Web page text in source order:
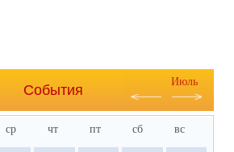
События
Июль
ср чт пт сб вс